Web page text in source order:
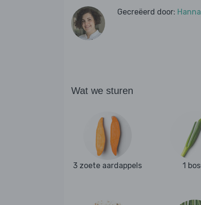
Gecreëerd door:
Wat we sturen
3 zoete aardappels 1